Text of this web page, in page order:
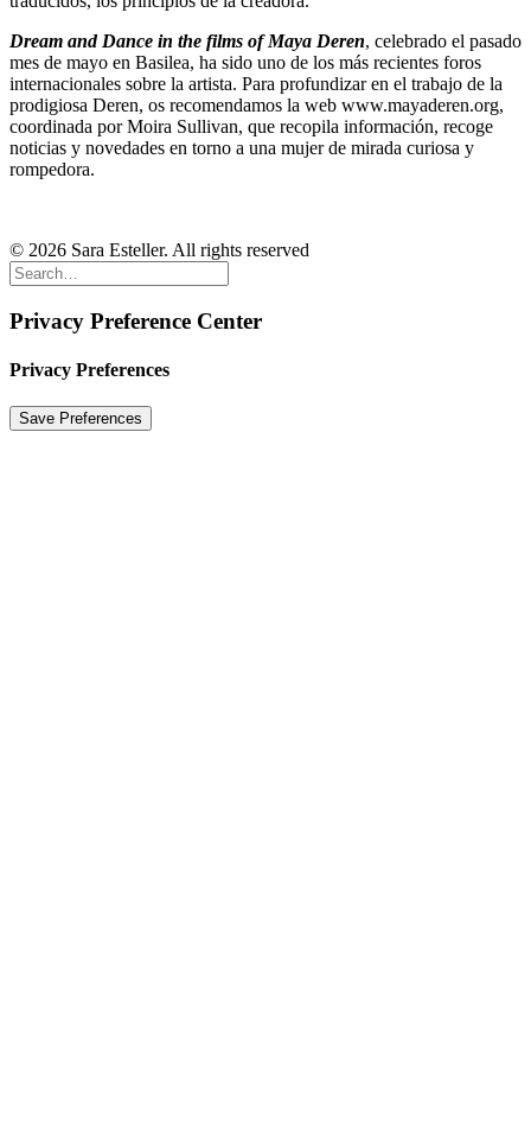
Dream and Dance in the films of Maya Deren, celebrado el pasado
mes de mayo en Basilea, ha sido uno de los más recientes foros
internacionales sobre la artista. Para profundizar en el trabajo de la
prodigiosa Deren, os recomendamos la web www.mayaderen.org,
coordinada por Moira Sullivan, que recopila información, recoge
noticias y novedades en torno a una mujer de mirada curiosa y
rompedora.
© 2026 Sara Esteller. All rights reserved
Privacy Preference Center
Privacy Preferences